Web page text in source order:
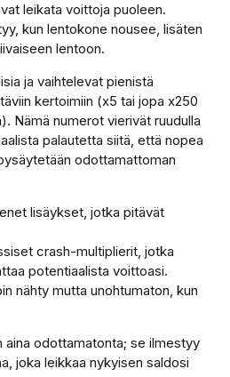
leikata voittoja puoleen.
kun lentokone nousee, lisäten
lentoon.
ja vaihtelevat pienistä
kertoimiin (x5 tai jopa x250
Nämä numerot vierivät ruudulla
palautetta siitä, että nopea
odottamattoman
lisäykset, jotka pitävät
crash-multiplierit, jotka
potentiaalista voittoasi.
nähty mutta unohtumaton, kun
aina odottamatonta; se ilmestyy
joka leikkaa nykyisen saldosi